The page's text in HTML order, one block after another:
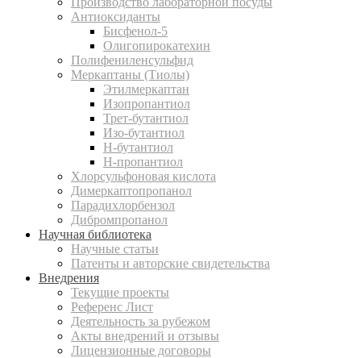
Антиоксиданты
Бисфенол-5
Олигопирокатехин
Полифениленсульфид
Меркаптаны (Тиолы)
Этилмеркаптан
Изопропантиол
Трет-бутантиол
Изо-бутантиол
Н-бутантиол
Н-пропантиол
Хлорсульфоновая кислота
Димеркаптопропанол
Парадихлорбензол
Дибромпропанол
Научная библиотека
Научные статьи
Патенты и авторские свидетельства
Внедрения
Текущие проекты
Референс Лист
Деятельность за рубежом
Акты внедрений и отзывы
Лицензионные договоры